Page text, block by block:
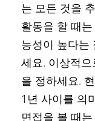
는 모든 것을
활동을 할 때
능성이 높다는
세요. 이상적
을 정하세요.
1년 사이를 의
면접을 볼 때